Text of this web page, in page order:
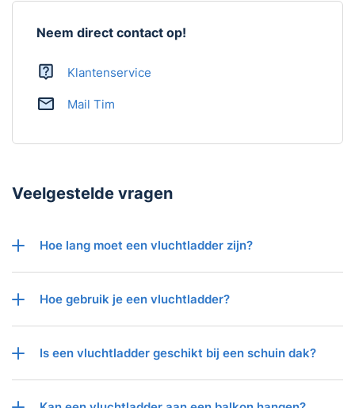
Neem direct contact op!
Klantenservice
Mail Tim
Veelgestelde vragen
Hoe lang moet een vluchtladder zijn?
Hoe gebruik je een vluchtladder?
Is een vluchtladder geschikt bij een schuin dak?